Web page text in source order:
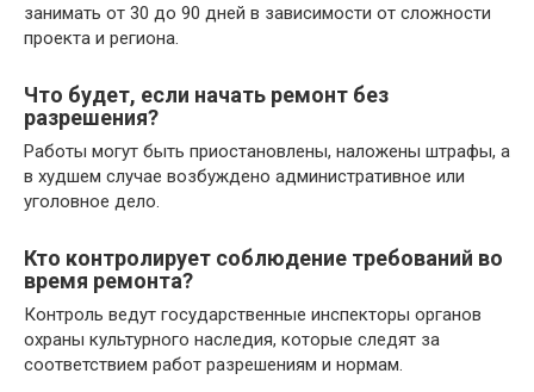
занимать от 30 до 90 дней в зависимости от сложности
проекта и региона.
Что будет, если начать ремонт без
разрешения?
Работы могут быть приостановлены, наложены штрафы, а
в худшем случае возбуждено административное или
уголовное дело.
Кто контролирует соблюдение требований во
время ремонта?
Контроль ведут государственные инспекторы органов
охраны культурного наследия, которые следят за
соответствием работ разрешениям и нормам.